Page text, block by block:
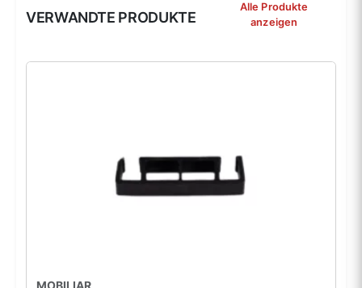
VERWANDTE PRODUKTE
Alle Produkte
anzeigen